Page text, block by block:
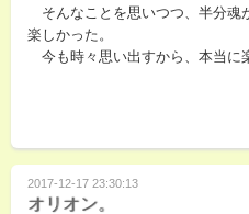
そんなことを思いつつ、半分魂
楽しかった。
今も時々思い出すから、本当に
2017-12-17 23:30:13
オリオン。